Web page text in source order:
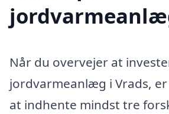
Når du overvejer at
jordvarmeanlæg i Vrads,
at indhente mindst tre